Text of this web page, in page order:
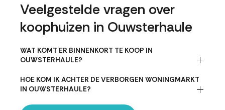
Veelgestelde vragen over
koophuizen in Ouwsterhaule
WAT KOMT ER BINNENKORT TE KOOP IN
OUWSTERHAULE?
HOE KOM IK ACHTER DE VERBORGEN WONINGMARKT
IN OUWSTERHAULE?